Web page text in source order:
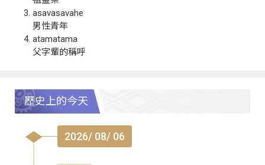
asavasavahe
男性青年
atamatama
父字輩的稱呼
歷史上的今天
2026/ 08/ 06